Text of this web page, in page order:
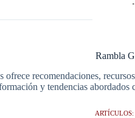
Rambla
recomendaciones,
y tendencias